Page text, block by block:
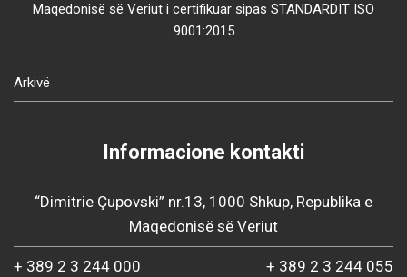
Maqedonisë së Veriut i certifikuar sipas STANDARDIT ISO
9001:2015
Arkivë
Informacione kontakti
“Dimitrie Çupovski” nr.13, 1000 Shkup, Republika e
Maqedonisë së Veriut
+ 389 2 3 244 000 + 389 2 3 244 055